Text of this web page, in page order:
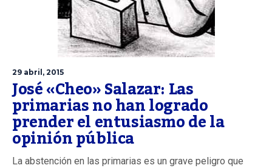
29 abril, 2015
José «Cheo» Salazar: Las
primarias no han logrado
prender el entusiasmo de la
opinión pública
La abstención en las primarias es un grave peligro que